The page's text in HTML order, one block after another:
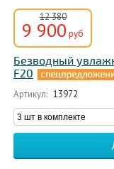
12 380
9 900 руб
Безводный
F20
Артикул: 13972